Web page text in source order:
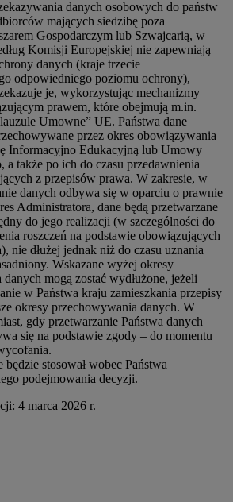
danych osobowych do państw
mających siedzibę poza
Gospodarczym lub Szwajcarią, w
Komisji Europejskiej nie zapewniają
danych (kraje trzecie
odpowiedniego poziomu ochrony),
je, wykorzystując mechanizmy
prawem, które obejmują m.in.
Umowne” UE. Państwa dane
przez okres obowiązywania
Informacyjno Edukacyjną lub Umowy
a także po ich do czasu przedawnienia
z przepisów prawa. W zakresie, w
danych odbywa się w oparciu o prawnie
Administratora, dane będą przetwarzane
do jego realizacji (w szczególności do
roszczeń na podstawie obowiązujących
nie dłużej jednak niż do czasu uznania
Wskazane wyżej okresy
mogą zostać wydłużone, jeżeli
w Państwa kraju zamieszkania przepisy
okresy przechowywania danych. W
gdy przetwarzanie Państwa danych
się na podstawie zgody – do momentu
stosował wobec Państwa
podejmowania decyzji.
4 marca 2026 r.